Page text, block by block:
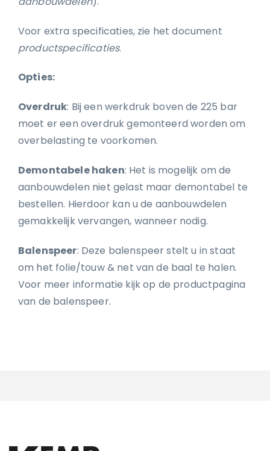
Voor extra specificaties, zie het document
productspecificaties.
Opties:
Overdruk: Bij een werkdruk boven de 225 bar
moet er een overdruk gemonteerd worden om
overbelasting te voorkomen.
Demontabele haken: Het is mogelijk om de
aanbouwdelen niet gelast maar demontabel te
bestellen. Hierdoor kan u de aanbouwdelen
gemakkelijk vervangen, wanneer nodig.
Balenspeer: Deze balenspeer stelt u in staat
om het folie/touw & net van de baal te halen.
Voor meer informatie kijk op de productpagina
van de balenspeer.